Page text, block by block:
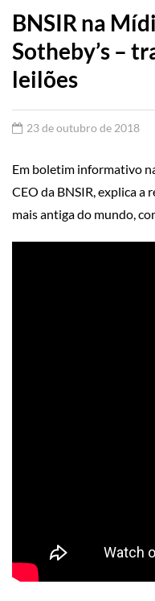
BNSIR na
Sotheby’s –
leilões
23 de outubro de 2018
Em boletim informativo
CEO da BNSIR, explica a
mais antiga do mundo,